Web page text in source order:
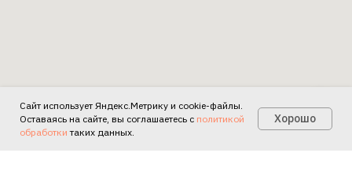
Есть вопросы?
Сайт использует Яндекс.Метрику и cookie-файлы.
Оставаясь на сайте, вы соглашаетесь с политикой
обработки таких данных.
Хорошо